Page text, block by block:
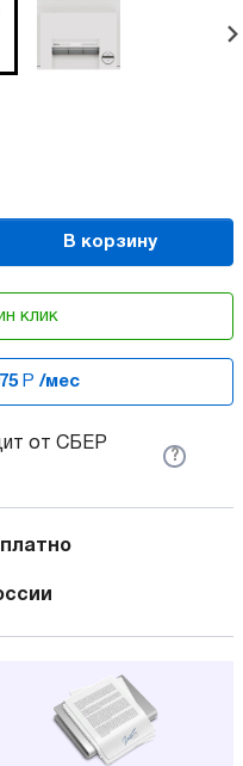
В корзину
клик
Р /мес
от СБЕР
?